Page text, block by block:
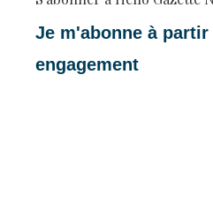
Je m'abonne à
engagement